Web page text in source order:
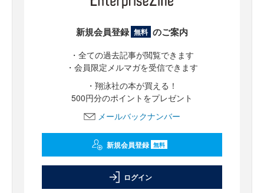
新規会員登録 無料 のご案内
・全ての過去記事が閲覧できます
・会員限定メルマガを受信できます
・翔泳社の本が買える！
500円分のポイントをプレゼント
メールバックナンバー
新規会員登録 無料
ログイン